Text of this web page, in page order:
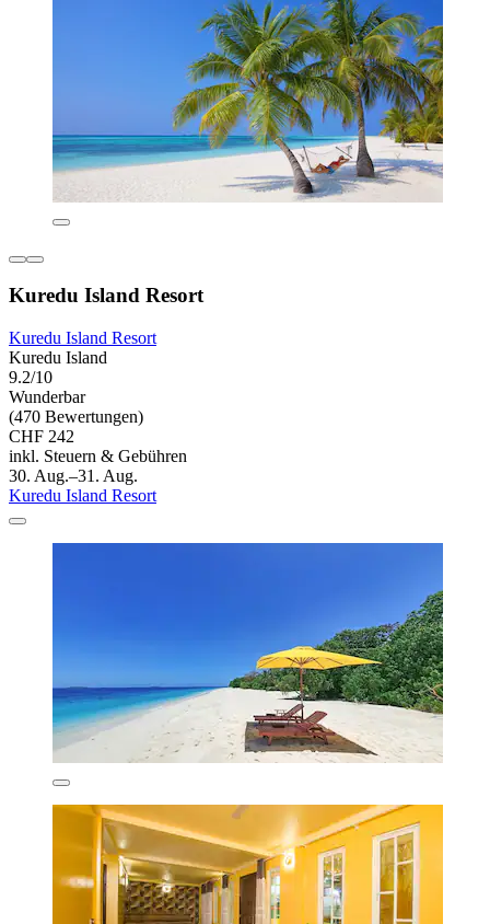
Kuredu Island Resort
Kuredu Island Resort
Kuredu Island
9.2/10
Wunderbar
(470 Bewertungen)
CHF 242
inkl. Steuern & Gebühren
30. Aug.–31. Aug.
Kuredu Island Resort